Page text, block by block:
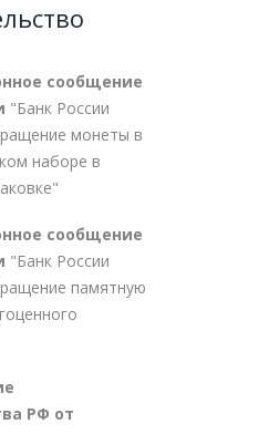
сообщение
"Банк России
монеты в
наборе в
сообщение
"Банк России
памятную
РФ от